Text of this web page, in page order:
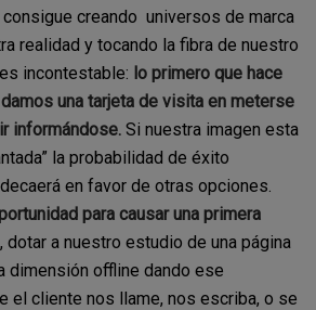
creando universos de marca
realidad y tocando la fibra de nuestro
incontestable: lo primero que hace
una tarjeta de visita en meterse
informándose. Si nuestra imagen esta
la probabilidad de éxito
en favor de otras opciones.
para causar una primera
dotar a nuestro estudio de una página
dimensión offline dando ese
el cliente nos llame, nos escriba, o se